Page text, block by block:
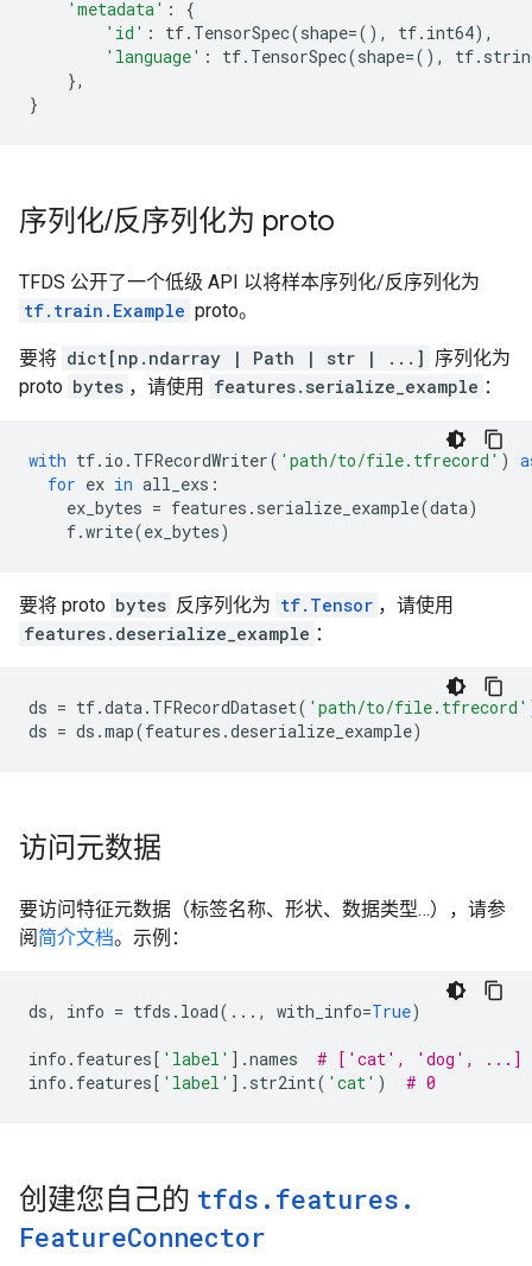
'metadata' :
{
'id' : tf. TensorSpec(shape=(), tf. int64),
'language' : tf. TensorSpec(shape=(), tf.
},
}
序列化/反序列化为 proto
TFDS 公开了一个低级 API 以将样本序列化/反序列化为
tf.train.Example proto。
要将 dict[np.ndarray | Path | str | ...] 序列化为
proto bytes ，请使用 features.serialize_example ：
with tf. io . TFRecordWriter( 'path/to/file.tfrecord' )
for ex in all_exs :
ex_bytes = features . serialize_example(data)
f.write(ex_bytes)
要将 proto bytes 反序列化为 tf.Tensor ，请使用
features.deserialize_example ：
ds = tf.data. TFRecordDataset( 'path/to/file.tfrecord'
ds = ds .map(features .deserialize_example)
访问元数据
要访问特征元数据（标签名称、形状、数据类型…），请参
阅简介文档。示例：
ds, info = tfds . load( ... , with_info=True)
info . features[ 'label' ] .names
# ['cat', 'dog', ...]
info . features[ 'label' ] . str2int( 'cat' ) # 0
创建您自己的 tfds . features .
FeatureConnector